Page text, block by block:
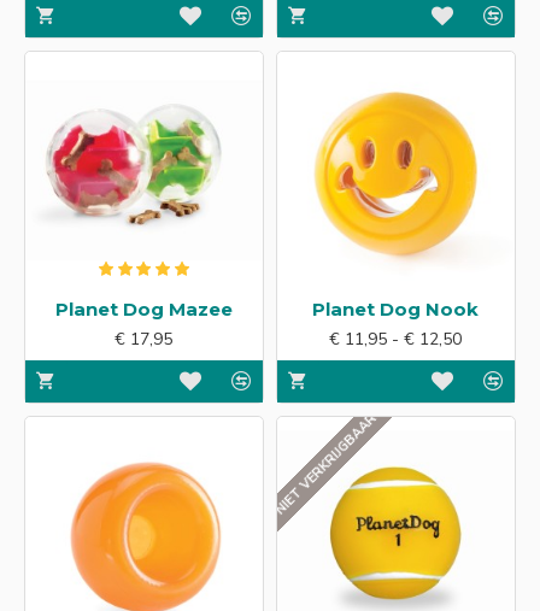
Planet Dog Mazee
€ 17,95
Planet Dog Nook
€ 11,95 - € 12,50
NIET VERKRIJGBAAR